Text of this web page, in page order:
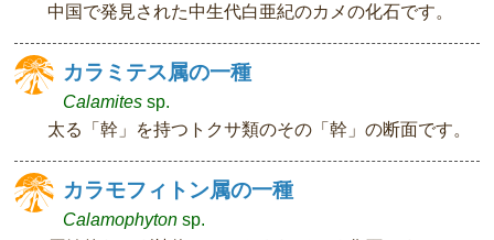
中国で発見された中生代白亜紀のカメの化石です。
カラミテス属の一種
Calamites sp.
太る「幹」を持つトクサ類のその「幹」の断面です。
カラモフィトン属の一種
Calamophyton sp.